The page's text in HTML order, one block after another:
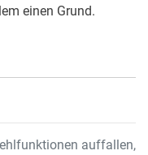
einen Grund.
auffallen,